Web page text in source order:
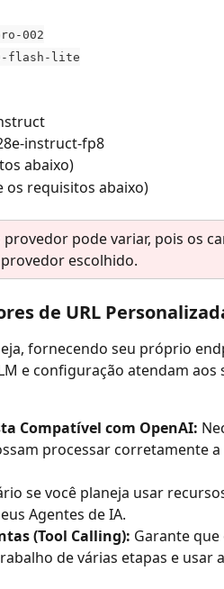
002
flash-lite
instruct-fp8
abaixo)
os requisitos abaixo)
pode variar, pois os
escolhido.
de URL
fornecendo seu próprio
e configuração atendam aos
Compatível com OpenAI:
processar corretamente a
se você planeja usar
Agentes de IA.
(Tool Calling): Garante que
de várias etapas e usar